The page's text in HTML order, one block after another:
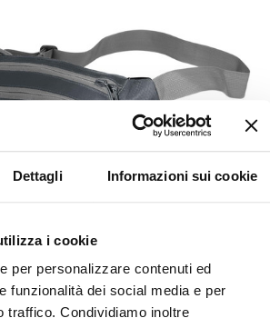
Dettagli Informazioni sui cookie
i cookie
per personalizzare contenuti ed
funzionalità dei social media e per
traffico. Condividiamo inoltre